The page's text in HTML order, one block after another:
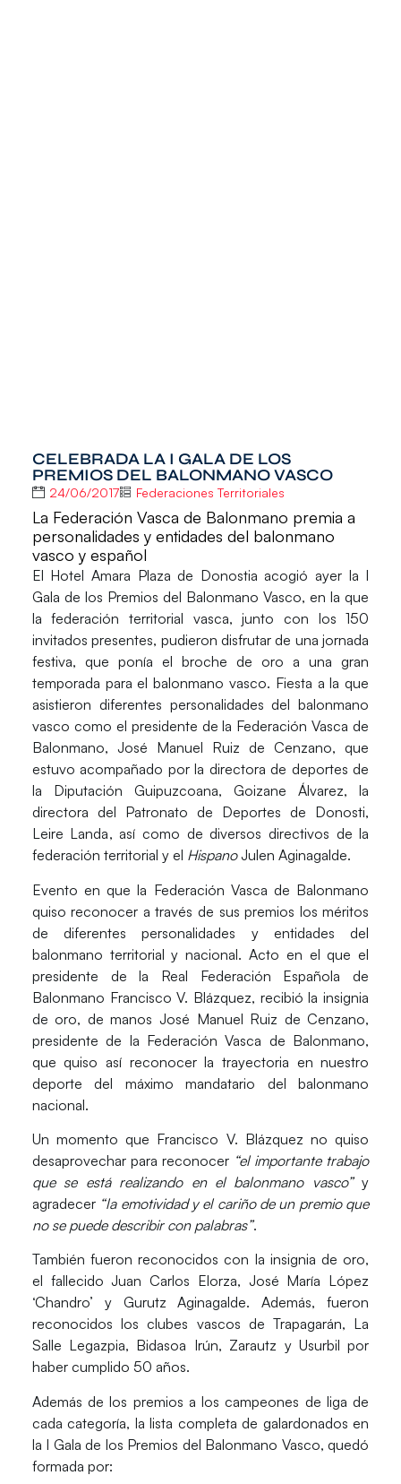
CELEBRADA LA I GALA DE LOS
PREMIOS DEL BALONMANO VASCO
24/06/2017 Federaciones Territoriales
La Federación Vasca de Balonmano premia a
personalidades y entidades del balonmano
vasco y español
El Hotel Amara Plaza de Donostia acogió ayer la I
Gala de los Premios del Balonmano Vasco, en la que
la federación territorial vasca, junto con los 150
invitados presentes, pudieron disfrutar de una jornada
festiva, que ponía el broche de oro a una gran
temporada para el balonmano vasco. Fiesta a la que
asistieron diferentes personalidades del balonmano
vasco como el presidente de la Federación Vasca de
Balonmano, José Manuel Ruiz de Cenzano, que
estuvo acompañado por la directora de deportes de
la Diputación Guipuzcoana,Goizane Álvarez, la
directora del Patronato de Deportes de Donosti,
Leire Landa, así como de diversos directivos de la
federación territorial y el Hispano Julen Aginagalde.
Evento en que la Federación Vasca de Balonmano
quiso reconocer a través de sus premios los méritos
de diferentes personalidades y entidades del
balonmano territorial y nacional. Acto en el que el
presidente de la Real Federación Española de
Balonmano Francisco V. Blázquez, recibió la insignia
de oro, de manos José Manuel Ruiz de Cenzano,
presidente de la Federación Vasca de Balonmano,
que quiso así reconocer la trayectoria en nuestro
deporte del máximo mandatario del balonmano
nacional.
Un momento que Francisco V. Blázquez no quiso
desaprovechar para reconocer “el importante trabajo
que se está realizando en el balonmano vasco”y
agradecer “la emotividad y el cariño de un premio que
no se puede describir con palabras”.
También fueron reconocidos con la insignia de oro,
el fallecido Juan Carlos Elorza, José María López
‘Chandro’ y Gurutz Aginagalde. Además, fueron
reconocidos los clubes vascos de Trapagarán, La
Salle Legazpia, Bidasoa Irún, Zarautz y Usurbil por
haber cumplido 50 años.
Además de los premios a los campeones de liga de
cada categoría, la lista completa de galardonados en
la I Gala de los Premios del Balonmano Vasco, quedó
formada por: